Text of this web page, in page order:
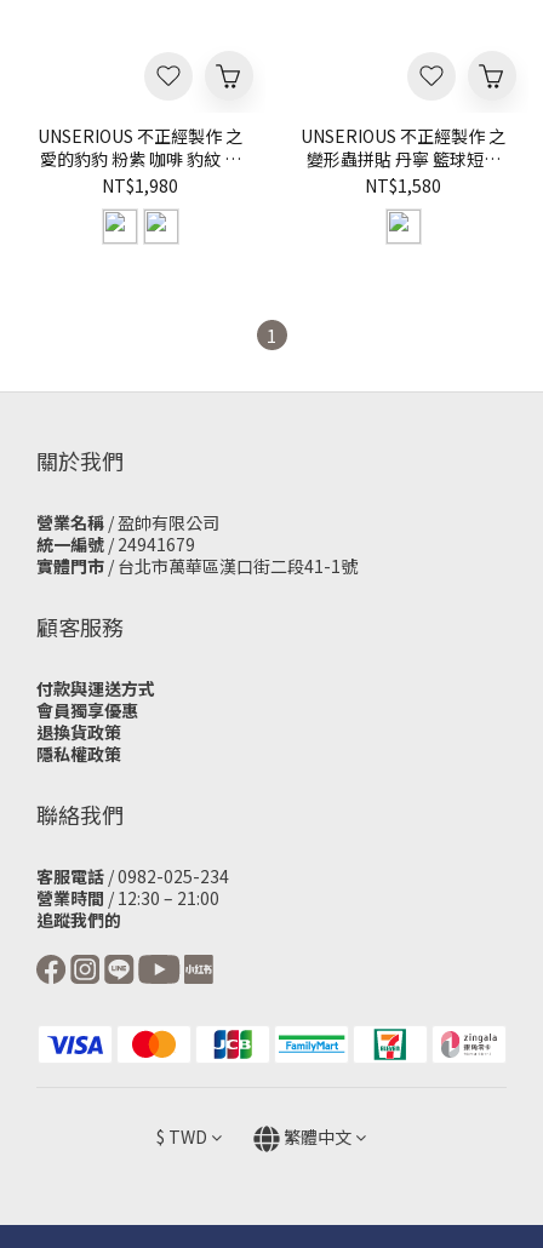
UNSERIOUS 不正經製作 之
愛的豹豹 粉紫 咖啡 豹紋 機
能短褲【US041】
NT$1,980
UNSERIOUS 不正經製作 之
變形蟲拼貼 丹寧 籃球短褲
【US039】
NT$1,580
1
關於我們
營業名稱 / 盈帥有限公司
統一編號 / 24941679
實體門市 / 台北市萬華區漢口街二段41-1號
顧客服務
付款與運送方式
會員獨享優惠
退換貨政策
隱私權政策
聯絡我們
客服電話 / 0982-025-234
營業時間 / 12:30 – 21:00
追蹤我們的
$ TWD 繁體中文